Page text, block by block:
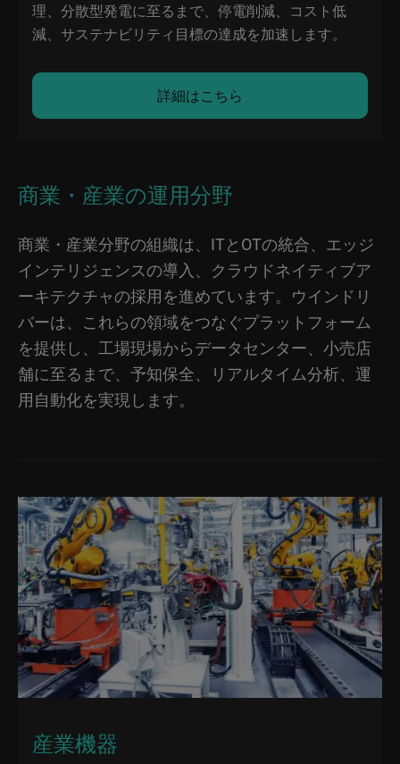
理、分散型発電に至るまで、停電削減、コスト低
減、サステナビリティ目標の達成を加速します。
詳細はこちら
商業・産業の運用分野
商業・産業分野の組織は、ITとOTの統合、エッジ
インテリジェンスの導入、クラウドネイティブア
ーキテクチャの採用を進めています。ウインドリ
バーは、これらの領域をつなぐプラットフォーム
を提供し、工場現場からデータセンター、小売店
舗に至るまで、予知保全、リアルタイム分析、運
用自動化を実現します。
産業機器